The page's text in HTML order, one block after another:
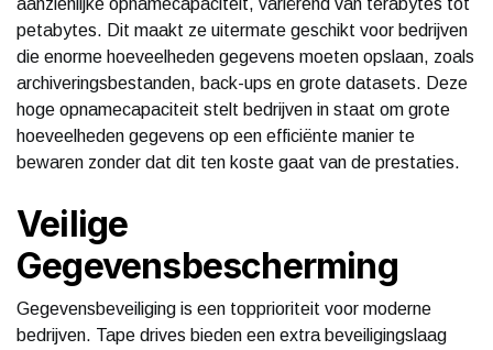
petabytes. Dit maakt ze uitermate geschikt voor bedrijven
die enorme hoeveelheden gegevens moeten opslaan, zoals
archiveringsbestanden, back-ups en grote datasets. Deze
hoge opnamecapaciteit stelt bedrijven in staat om grote
hoeveelheden gegevens op een efficiënte manier te
bewaren zonder dat dit ten koste gaat van de prestaties.
Veilige
Gegevensbescherming
Gegevensbeveiliging is een topprioriteit voor moderne
bedrijven. Tape drives bieden een extra beveiligingslaag